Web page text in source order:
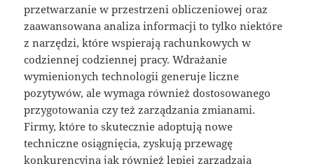
przetwarzanie w przestrzeni obliczeniowej oraz
zaawansowana analiza informacji to tylko niektóre
z narzędzi, które wspierają rachunkowych w
codziennej codziennej pracy. Wdrażanie
wymienionych technologii generuje liczne
pozytywów, ale wymaga również dostosowanego
przygotowania czy też zarządzania zmianami.
Firmy, które to skutecznie adoptują nowe
techniczne osiągnięcia, zyskują przewagę
konkurencyjną jak również lepiej zarządzają